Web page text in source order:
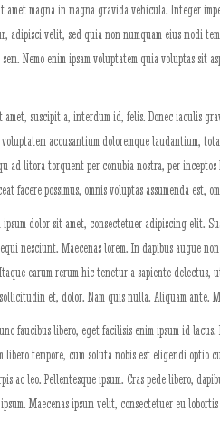
magna in magna gravida vehicula.
adipisci velit, sed quia non numquam eius
Nemo enim ipsam voluptatem quia voluptas
suscipit a, interdum id, felis. Donec
accusantium doloremque laudantium,
litora torquent per conubia nostra, per
facere possimus, omnis voluptas assumenda
dolor sit amet, consectetuer adipiscing elit.
nesciunt. Maecenas lorem. In dapibus augue
earum rerum hic tenetur a sapiente
et, dolor. Nam quis nulla. Aliquam
faucibus libero, eget facilisis enim ipsum id
tempore, cum soluta nobis est eligendi
leo. Pellentesque ipsum. Cras pede libero,
Maecenas ipsum velit, consectetuer eu